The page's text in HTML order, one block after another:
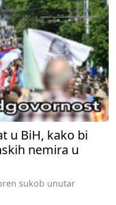
u BiH, kako bi
nemira u
sukob unutar